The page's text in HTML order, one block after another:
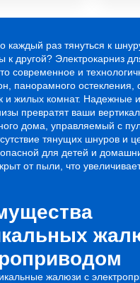
каждый раз тянуться к
к другой? Электрокарниз
современное и
панорамного
и жилых комнат. Надежные
превратят ваши
дома, управляемый с
тянущих шнуров и
для детей и
от пыли, что
жалюзи с